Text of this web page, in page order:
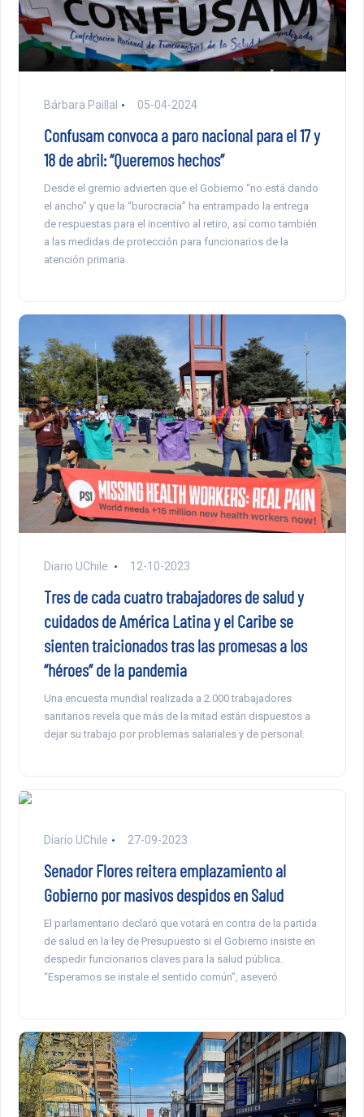
Bárbara Paillal 05-04-2024
Confusam convoca a paro nacional para el 17 y
18 de abril: “Queremos hechos”
Desde el gremio advierten que el Gobierno “no está dando
el ancho” y que la “burocracia” ha entrampado la entrega
de respuestas para el incentivo al retiro, así como también
a las medidas de protección para funcionarios de la
atención primaria.
Diario UChile 12-10-2023
Tres de cada cuatro trabajadores de salud y
cuidados de América Latina y el Caribe se
sienten traicionados tras las promesas a los
“héroes” de la pandemia
Una encuesta mundial realizada a 2.000 trabajadores
sanitarios revela que más de la mitad están dispuestos a
dejar su trabajo por problemas salariales y de personal.
Diario UChile 27-09-2023
Senador Flores reitera emplazamiento al
Gobierno por masivos despidos en Salud
El parlamentario declaró que votará en contra de la partida
de salud en la ley de Presupuesto si el Gobierno insiste en
despedir funcionarios claves para la salud pública.
“Esperamos se instale el sentido común”, aseveró.